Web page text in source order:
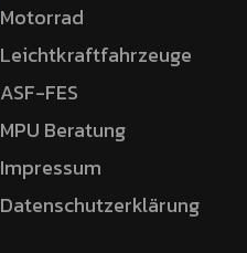
Motorrad
Leichtkraftfahrzeuge
ASF-FES
MPU Beratung
Impressum
Datenschutzerklärung